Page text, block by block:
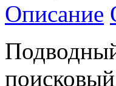
Описание